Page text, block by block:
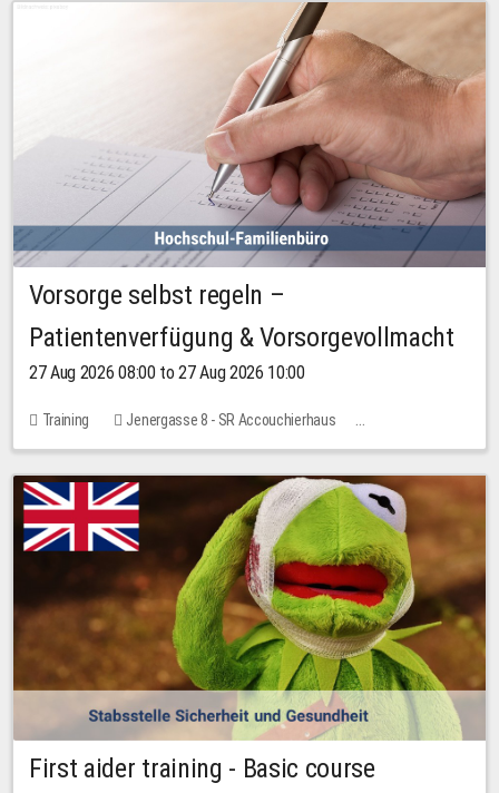
Vorsorge selbst regeln –
Patientenverfügung & Vorsorgevollmacht
27 Aug 2026 08:00 to 27 Aug 2026 10:00
Training
Jenergasse 8 - SR Accouchierhaus
No free places
First aider training - Basic course